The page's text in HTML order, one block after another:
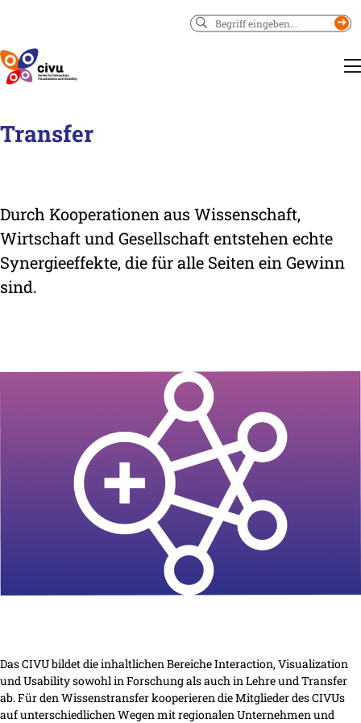
Suchen
Transfer
Durch Kooperationen aus Wissenschaft,
Wirtschaft und Gesellschaft entstehen echte
Synergieeffekte, die für alle Seiten ein Gewinn
sind.
Das CIVU bildet die inhaltlichen Bereiche Interaction, Visualization
und Usability sowohl in Forschung als auch in Lehre und Transfer
ab. Für den Wissenstransfer kooperieren die Mitglieder des CIVUs
auf unterschiedlichen Wegen mit regionalen Unternehmen und